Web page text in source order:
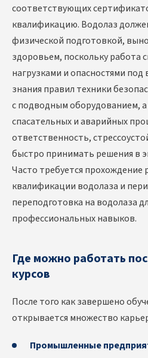
соответствующих
квалификацию. Водолаз
физической подготовкой,
здоровьем, поскольку работа
нагрузками и опасностями
знания правил техники
с подводным оборудованием,
спасательных и аварийных
ответственность,
быстро принимать решения в
Часто требуется прохождение
квалификации водолаза и
переподготовка на водолаза
профессиональных навыков.
Где можно работать
курсов
После того как завершено
открывается множество
Промышленные